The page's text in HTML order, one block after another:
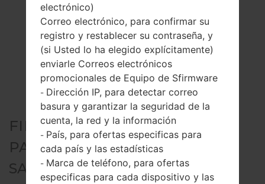
FIRMWARE OFICIAL #109143
PARA SM-A105F -
SAMSUNGGALAXY A10 2019
electrónico)
Correo electrónico, para confirmar su
registro y restablecer su contraseña, y
(si Usted lo ha elegido explícitamente)
enviarle Correos electrónicos
promocionales de Equipo de Sfirmware
- Dirección IP, para detectar correo
basura y garantizar la seguridad de la
cuenta, la red y la información
- País, para ofertas especificas para
cada país y las estadísticas
- Marca de teléfono, para ofertas
especificas para cada dispositivo y las